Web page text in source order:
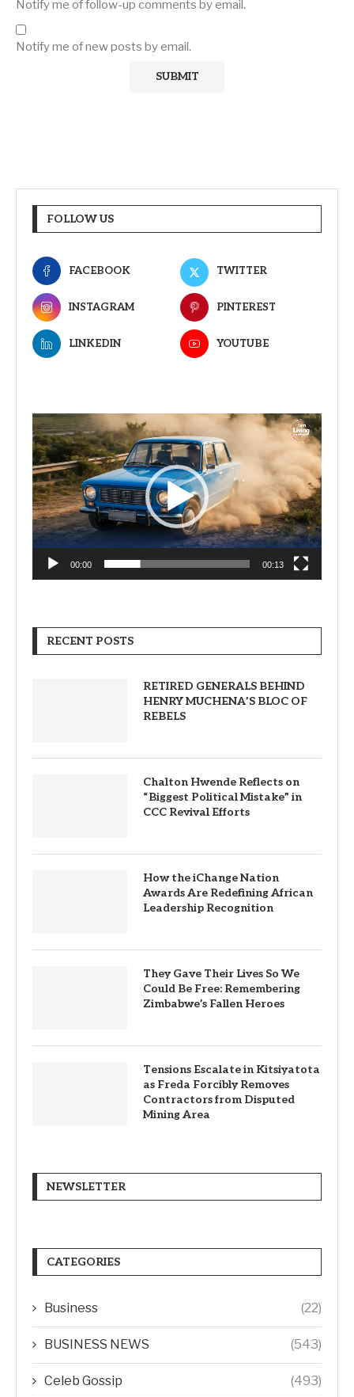
Notify me of follow-up comments by email.
Notify me of new posts by email.
FOLLOW US
FACEBOOK TWITTER
INSTAGRAM PINTEREST
LINKEDIN YOUTUBE
Video
Player
00:00 00:13
RECENT POSTS
RETIRED GENERALS BEHIND
HENRY MUCHENA’S BLOC OF
REBELS
Chalton Hwende Reflects on
“Biggest Political Mistake” in
CCC Revival Efforts
How the iChange Nation
Awards Are Redefining African
Leadership Recognition
They Gave Their Lives So We
Could Be Free: Remembering
Zimbabwe’s Fallen Heroes
Tensions Escalate in Kitsiyatota
as Freda Forcibly Removes
Contractors from Disputed
Mining Area
NEWSLETTER
CATEGORIES
Business (22)
BUSINESS NEWS (543)
Celeb Gossip (493)